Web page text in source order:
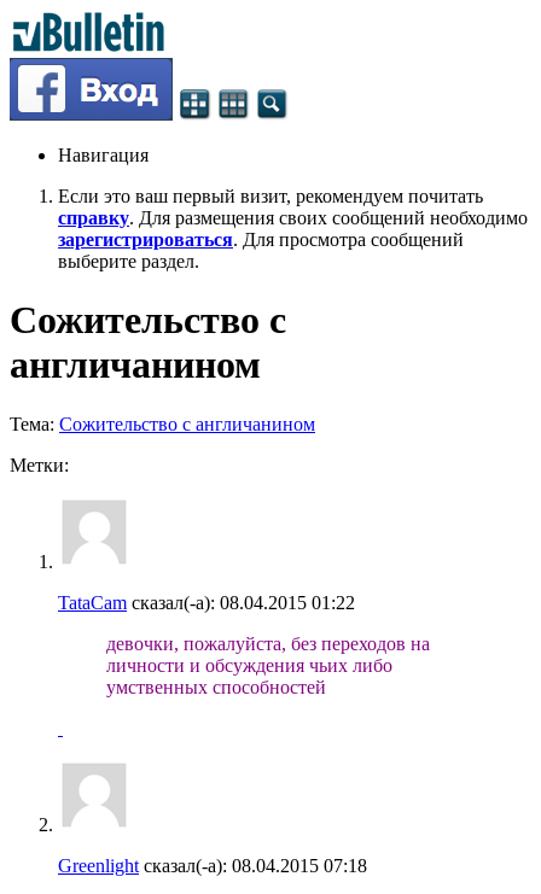
Навигация
Если это ваш первый визит, рекомендуем почитать
справку. Для размещения своих сообщений необходимо
зарегистрироваться. Для просмотра сообщений
выберите раздел.
Сожительство с
англичанином
Тема: Сожительство с англичанином
Метки:
TataCam сказал(-а): 08.04.2015 01:22
девочки, пожалуйста, без переходов на
личности и обсуждения чьих либо
умственных способностей
Greenlight сказал(-а): 08.04.2015 07:18